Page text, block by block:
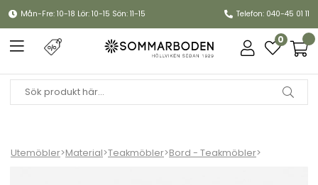
Mån-Fre: 10-18 Lör: 10-15 Sön: 11-15 Telefon: 040-45 01 11
0
Utemöbler>Material>Teakmöbler>Bord - Teakmöbler>